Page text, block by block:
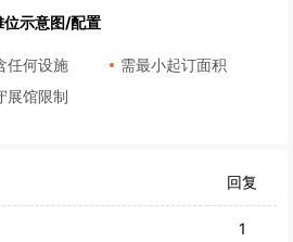
位示意图/配置
任何设施
需最小起订面积
展馆限制
回复
1